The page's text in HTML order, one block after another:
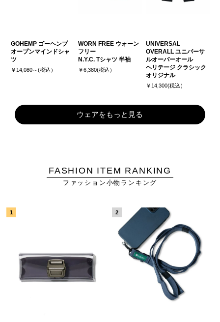
GOHEMP ゴーヘンプ
オープンマインドシャ
ツ
￥14,080～(税込）
WORN FREE ウォーン
フリー
N.Y.C. Tシャツ 半袖
￥6,380(税込）
UNIVERSAL
OVERALL ユニバーサ
ルオーバーオール
ヘリテージ クラシック
オリジナル
￥14,300(税込）
ウェアをもっと見る
FASHION ITEM RANKING
ファッション小物ランキング